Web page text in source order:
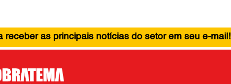
as principais notícias do setor em seu e-mail!